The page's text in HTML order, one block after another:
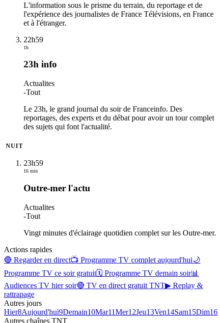
L'information sous le prisme du terrain, du reportage et de
l'expérience des journalistes de France Télévisions, en France
et à l'étranger.
22h59
1h
23h info
Actualites
-Tout
Le 23h, le grand journal du soir de Franceinfo. Des
reportages, des experts et du débat pour avoir un tour complet
des sujets qui font l'actualité.
NUIT
23h59
16 min
Outre-mer l'actu
Actualites
-Tout
Vingt minutes d'éclairage quotidien complet sur les Outre-mer.
Actions rapides
🔴 Regarder en direct📺 Programme TV complet aujourd'hui🌙
Programme TV ce soir gratuit🗓 Programme TV demain soir📊
Audiences TV hier soir🔴 TV en direct gratuit TNT▶ Replay &
rattrapage
Autres jours
Hier8Aujourd'hui9Demain10Mar11Mer12Jeu13Ven14Sam15Dim16
Autres chaînes TNT